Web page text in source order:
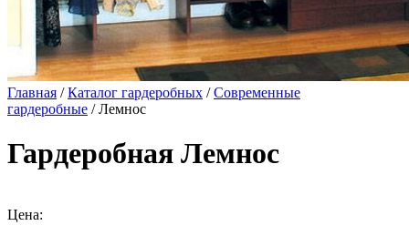
Главная /Каталог гардеробных /Современные
гардеробные / Лемнос
Гардеробная Лемнос
Цена: